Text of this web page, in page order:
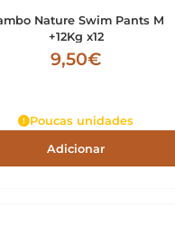
Nature Swim Pants M
+12Kg x12
9,50€
Poucas unidades
Adicionar